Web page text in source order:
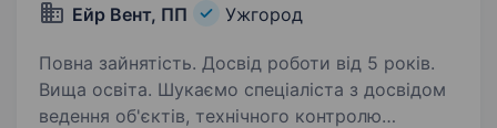
Ейр Вент, ПП
Ужгород
Повна зайнятість. Досвід роботи від 5 років.
Вища освіта. Шукаємо спеціаліста з досвідом
ведення об'єктів, технічного контролю